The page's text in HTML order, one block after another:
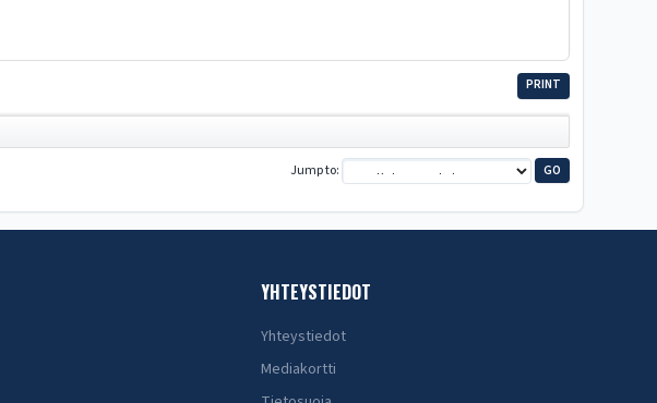
PRINT
Jump to
YHTEYSTIEDOT
Yhteystiedot
Mediakortti